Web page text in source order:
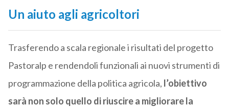
Un aiuto agli agricoltori
Trasferendo a scala regionale i risultati del progetto
Pastoralp e rendendoli funzionali ai nuovi strumenti di
programmazione della politica agricola, l’obiettivo
sarà non solo quello di riuscire a migliorare la